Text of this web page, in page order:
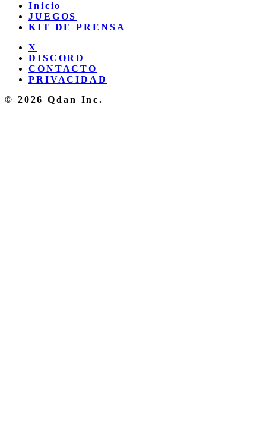
Inicio
JUEGOS
KIT DE PRENSA
X
DISCORD
CONTACTO
PRIVACIDAD
© 2026 Qdan Inc.